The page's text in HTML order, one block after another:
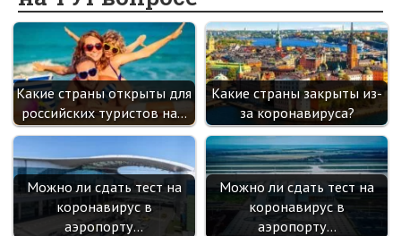
k as
sn
ik
i
Какие страны открыты для
российских туристов на…
Какие страны закрыты из-
за коронавируса?
Можно ли сдать тест на
коронавирус в
аэропорту…
Можно ли сдать тест на
коронавирус в
аэропорту…